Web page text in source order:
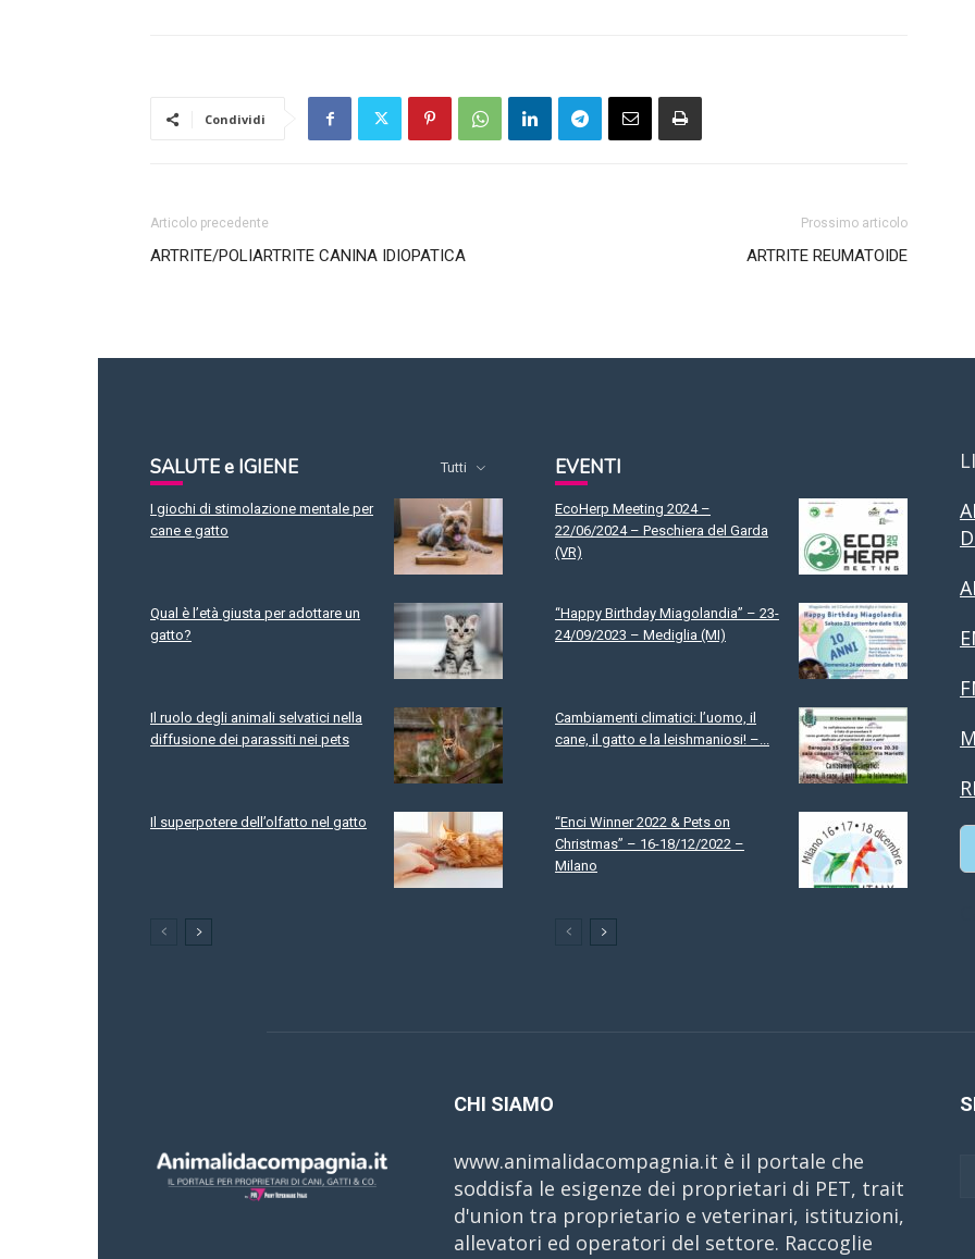
Condividi
Articolo precedente
ARTRITE/POLIARTRITE CANINA IDIOPATICA
Prossimo articolo
ARTRITE REUMATOIDE
SALUTE e IGIENE Tutti
I giochi di stimolazione mentale per
cane e gatto
Qual è l’età giusta per adottare un
gatto?
Il ruolo degli animali selvatici nella
diffusione dei parassiti nei pets
Il superpotere dell’olfatto nel gatto
EVENTI
EcoHerp Meeting 2024 –
22/06/2024 – Peschiera del Garda
(VR)
“Happy Birthday Miagolandia” – 23-
24/09/2023 – Mediglia (MI)
Cambiamenti climatici: l’uomo, il
cane, il gatto e la leishmaniosi! –...
“Enci Winner 2022 & Pets on
Christmas” – 16-18/12/2022 –
Milano
CHI SIAMO
www.animalidacompagnia.it è il portale che
soddisfa le esigenze dei proprietari di PET, trait
d'union tra proprietario e veterinari, istituzioni,
allevatori ed operatori del settore. Raccoglie